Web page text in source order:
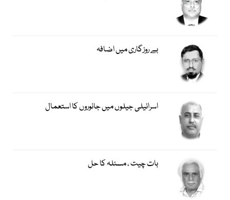
بے روزگاری میں اضافہ
اسرائیلی جیلوں میں جانوروں کا استعمال
بات چیت ، مسئلہ کا حل